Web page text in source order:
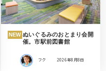
NEW ぬいぐるみのおとまり会開
催。市駅前図書館
フク 2026年8月8日